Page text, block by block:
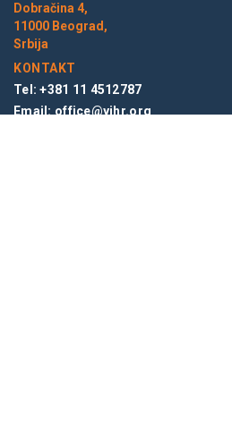
Dobračina 4,
11000 Beograd,
Srbija
KONTAKT
Tel: +381 11 4512787
Email:office@yihr.org